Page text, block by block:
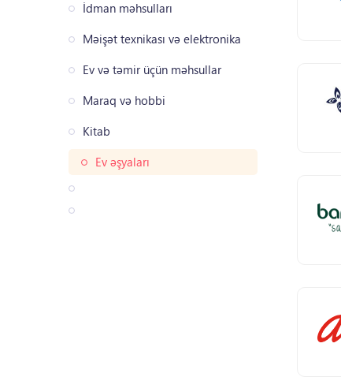
İdman məhsulları
Məişət texnikası və elektronika
Ev və təmir üçün məhsullar
Maraq və hobbi
Kitab
Ev əşyaları